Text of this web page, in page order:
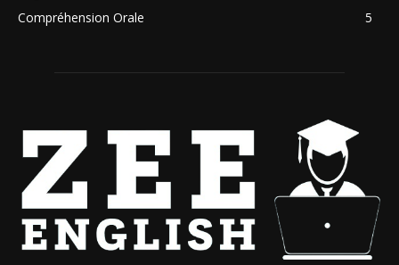
Compréhension Orale
5